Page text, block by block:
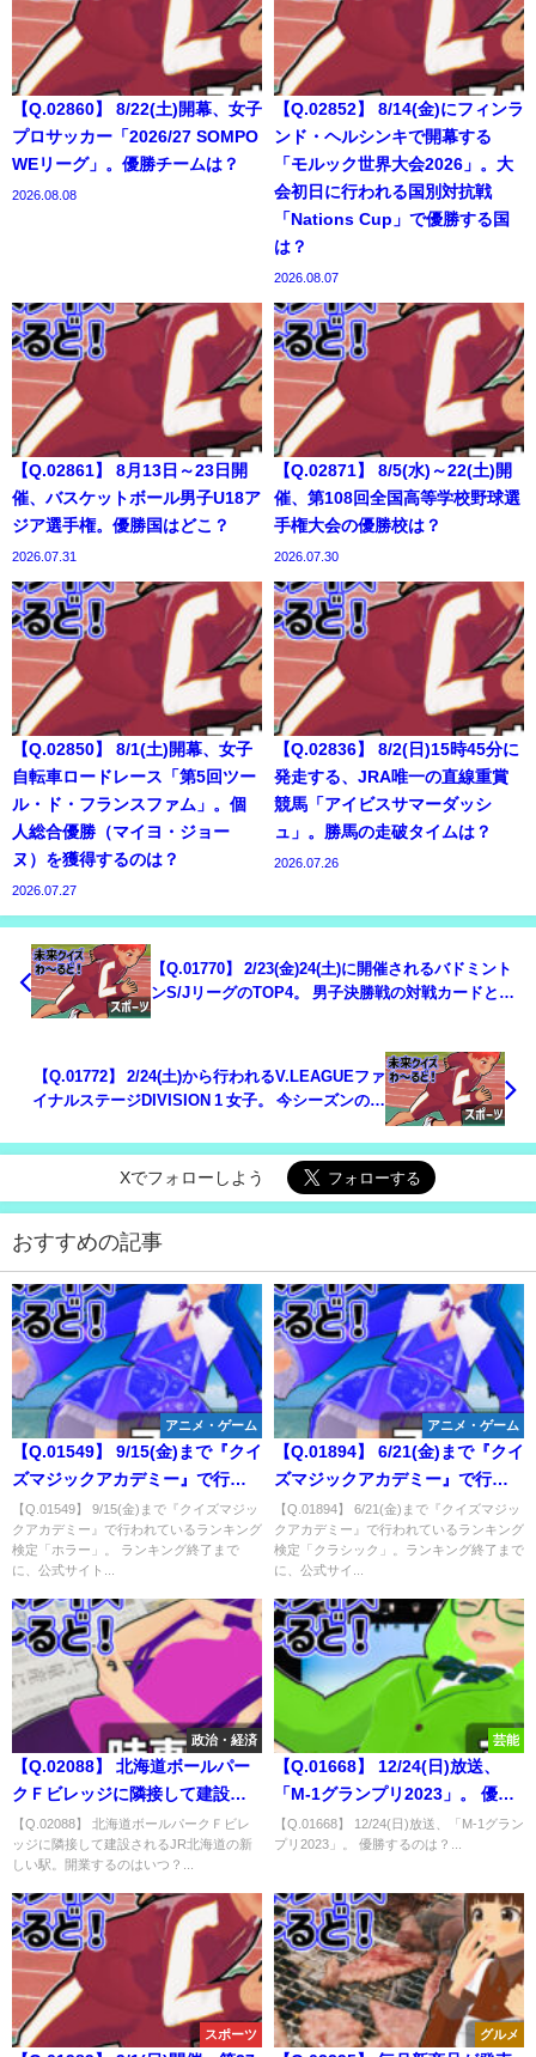
【Q.02860】 8/22(土)開幕、女子
プロサッカー「2026/27 SOMPO
WEリーグ」。優勝チームは？
2026.08.08
【Q.02852】 8/14(金)にフィンラ
ンド・ヘルシンキで開幕する
「モルック世界大会2026」。大
会初日に行われる国別対抗戦
「Nations Cup」で優勝する国
は？
2026.08.07
【Q.02861】 8月13日～23日開
催、バスケットボール男子U18ア
ジア選手権。優勝国はどこ？
2026.07.31
【Q.02871】 8/5(水)～22(土)開
催、第108回全国高等学校野球選
手権大会の優勝校は？
2026.07.30
【Q.02850】 8/1(土)開幕、女子
自転車ロードレース「第5回ツー
ル・ド・フランスファム」。個
人総合優勝（マイヨ・ジョー
ヌ）を獲得するのは？
2026.07.27
【Q.02836】 8/2(日)15時45分に
発走する、JRA唯一の直線重賞
競馬「アイビスサマーダッシ
ュ」。勝馬の走破タイムは？
2026.07.26
【Q.01770】 2/23(金)24(土)に開催されるバドミント
ンS/JリーグのTOP4。 男子決勝戦の対戦カードと結
【Q.01772】 2/24(土)から行われるV.LEAGUEファ
イナルステージDIVISION 1 女子。 今シーズンの優
Xでフォローしよう
おすすめの記事
アニメ・ゲーム
【Q.01549】 9/15(金)まで『クイ
ズマジックアカデミー』で行わ
れているランキング検定「アニ
マル」。 ランキング終了まで
に、公式サイトに掲載される
の人数は？
【Q.01549】 9/15(金)まで『クイズマジッ
クアカデミー』で行われているランキング
検定「ホラー」。 ランキング終了まで
に、公式サイト...
アニメ・ゲーム
【Q.01894】 6/21(金)まで『クイ
ズマジックアカデミー』で行わ
れているランキング検定「クラ
シック」。ランキング終了まで
に、公式サイトに掲載される
の人数は？
【Q.01894】 6/21(金)まで『クイズマジッ
クアカデミー』で行われているランキング
検定「クラシック」。ランキング終了まで
に、公式サイ...
政治・経済
【Q.02088】 北海道ボールパー
クＦビレッジに隣接して建設さ
れるJR北海道の新しい駅。開業
するのはいつ？
【Q.02088】 北海道ボールパークＦビレ
ッジに隣接して建設されるJR北海道の新
しい駅。開業するのはいつ？...
芸能
【Q.01668】 12/24(日)放送、
「M-1グランプリ2023」。 優勝
するのは？
【Q.01668】 12/24(日)放送、「M-1グラン
プリ2023」。 優勝するのは？...
スポーツ グルメ